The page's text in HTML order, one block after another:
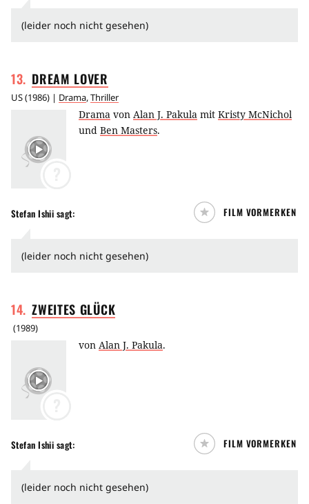
(leider noch nicht gesehen)
13. DREAM LOVER
US(1986) | Drama,Thriller
Drama von Alan J. Pakula mit Kristy McNichol
und Ben Masters.
Stefan Ishii sagt: FILM VORMERKEN
(leider noch nicht gesehen)
14. ZWEITES GLÜCK
(1989)
von Alan J. Pakula.
Stefan Ishii sagt: FILM VORMERKEN
(leider noch nicht gesehen)